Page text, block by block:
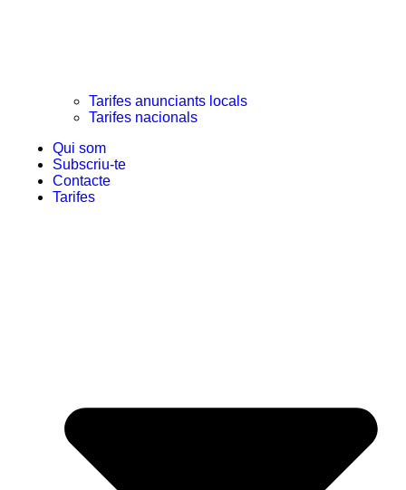
Tarifes anunciants locals
Tarifes nacionals
Qui som
Subscriu-te
Contacte
Tarifes